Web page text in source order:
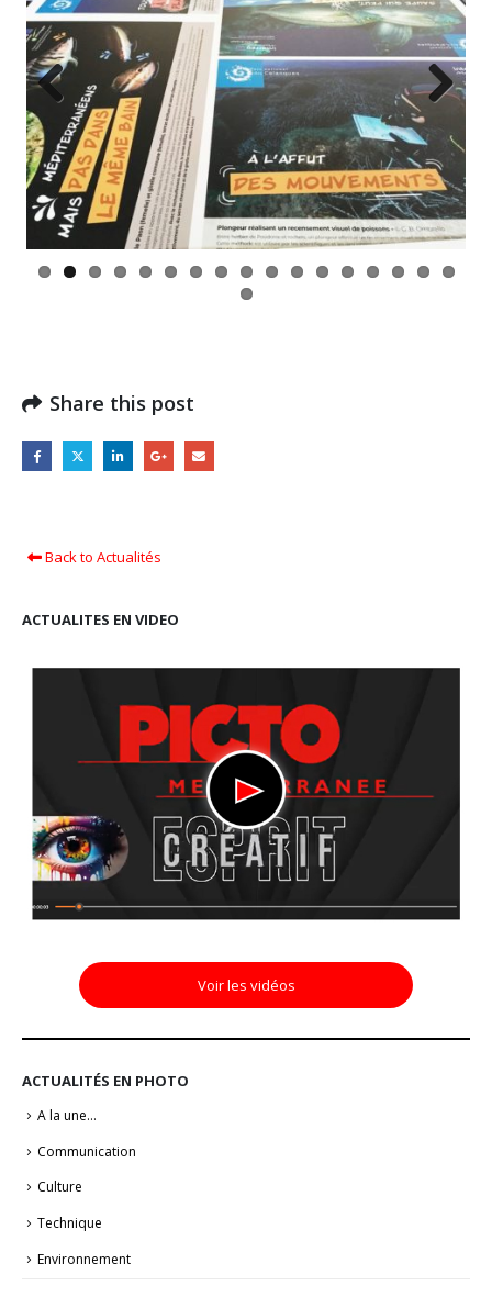
Previous Next
Share this post
Back to Actualités
ACTUALITES EN VIDEO
Voir les vidéos
ACTUALITÉS EN PHOTO
A la une…
Communication
Culture
Technique
Environnement